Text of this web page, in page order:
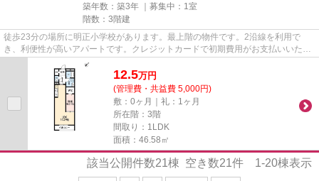
築年数：築3年 ｜募集中： 1室
階数：3階建
徒歩23分の場所に明正小学校があります。最上階の物件です。2沿線を利用で
き、利便性が高いアパートです。クレジットカードで初期費用がお支払いいただ
けるので、決済の手間が軽減でき...
12.5万円
(管理費・共益費 5,000円)
敷：0ヶ月｜礼：1ヶ月
所在階：3階
間取り：1LDK
面積：46.58㎡
該当公開件数21棟 空き数21件 1-20棟表示